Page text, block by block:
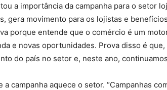
a importância da campanha para o setor
gera movimento para os lojistas e
porque entende que o comércio é um
e novas oportunidades. Prova disso é que,
do país no setor e, neste ano,
campanha aquece o setor. “Campanhas